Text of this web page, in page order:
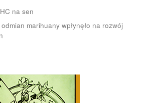
na sen
marihuany wpłynęło na rozwój